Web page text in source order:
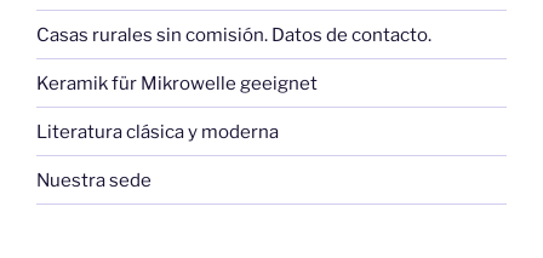
Casas rurales sin comisión. Datos de contacto.
Keramik für Mikrowelle geeignet
Literatura clásica y moderna
Nuestra sede